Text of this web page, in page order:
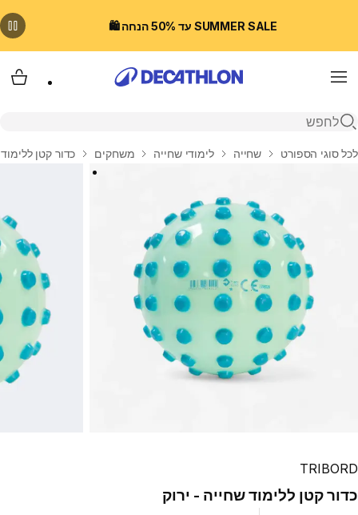
SUMMER SALE עד 50% הנחה 🛍️
Menu
פתיחת חיפוש
בית
לכל סוגי הספורט שחייה לימודי שחייה משחקים כדור קטן
TRIBORD
כדור קטן ללימוד שחייה - ירוק